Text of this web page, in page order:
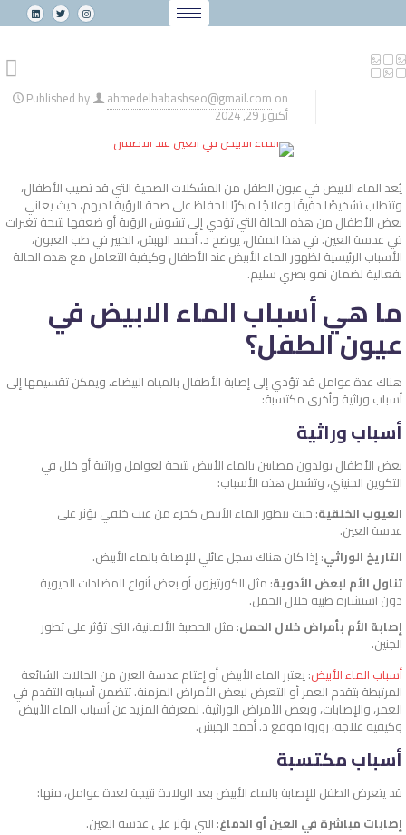
Published by ahmedelhabashseo@gmail.com on
أكتوبر 29, 2024
يُعد الماء الابيض في عيون الطفل من المشكلات الصحية التي قد تصيب الأطفال،
وتتطلب تشخيصًا دقيقًا وعلاجًا مبكرًا للحفاظ على صحة الرؤية لديهم، حيث يعاني
بعض الأطفال من هذه الحالة التي تؤدي إلى تشوش الرؤية أو ضعفها نتيجة تغيرات
في عدسة العين. في هذا المقال، يوضح د. أحمد الهبش، الخبير في طب العيون،
الأسباب الرئيسية لظهور الماء الأبيض عند الأطفال وكيفية التعامل مع هذه الحالة
بفعالية لضمان نمو بصري سليم.
ما هي أسباب الماء الابيض في
عيون الطفل؟
هناك عدة عوامل قد تؤدي إلى إصابة الأطفال بالمياه البيضاء، ويمكن تقسيمها إلى
أسباب وراثية وأخرى مكتسبة:
أسباب وراثية
بعض الأطفال يولدون مصابين بالماء الأبيض نتيجة لعوامل وراثية أو خلل في
التكوين الجنيني، وتشمل هذه الأسباب:
العيوب الخلقية: حيث يتطور الماء الأبيض كجزء من عيب خلقي يؤثر على
عدسة العين.
التاريخ الوراثي: إذا كان هناك سجل عائلي للإصابة بالماء الأبيض.
تناول الأم لبعض الأدوية: مثل الكورتيزون أو بعض أنواع المضادات الحيوية
دون استشارة طبية خلال الحمل.
إصابة الأم بأمراض خلال الحمل: مثل الحصبة الألمانية، التي تؤثر على تطور
الجنين.
أسباب الماء الأبيض: يعتبر الماء الأبيض أو إعتام عدسة العين من الحالات الشائعة
المرتبطة بتقدم العمر أو التعرض لبعض الأمراض المزمنة. تتضمن أسبابه التقدم في
العمر، والإصابات، وبعض الأمراض الوراثية. لمعرفة المزيد عن أسباب الماء الأبيض
وكيفية علاجه، زوروا موقع د. أحمد الهبش.
أسباب مكتسبة
قد يتعرض الطفل للإصابة بالماء الأبيض بعد الولادة نتيجة لعدة عوامل، منها:
إصابات مباشرة في العين أو الدماغ: التي تؤثر على عدسة العين.